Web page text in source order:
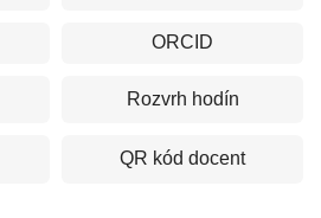
ORCID
Rozvrh hodín
QR kód docent